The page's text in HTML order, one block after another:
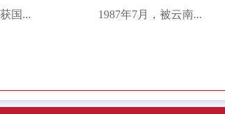
国... 1987年7月，被云南...